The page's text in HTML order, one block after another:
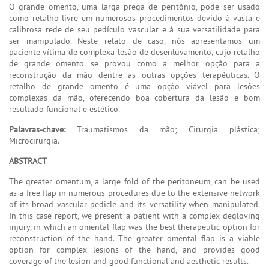
O grande omento, uma larga prega de peritônio, pode ser usado
como retalho livre em numerosos procedimentos devido à vasta e
calibrosa rede de seu pedículo vascular e à sua versatilidade para
ser manipulado. Neste relato de caso, nós apresentamos um
paciente vítima de complexa lesão de desenluvamento, cujo retalho
de grande omento se provou como a melhor opção para a
reconstrução da mão dentre as outras opções terapêuticas. O
retalho de grande omento é uma opção viável para lesões
complexas da mão, oferecendo boa cobertura da lesão e bom
resultado funcional e estético.
Palavras-chave:Traumatismos da mão; Cirurgia plástica;
Microcirurgia.
ABSTRACT
The greater omentum, a large fold of the peritoneum, can be used
as a free flap in numerous procedures due to the extensive network
of its broad vascular pedicle and its versatility when manipulated.
In this case report, we present a patient with a complex degloving
injury, in which an omental flap was the best therapeutic option for
reconstruction of the hand. The greater omental flap is a viable
option for complex lesions of the hand, and provides good
coverage of the lesion and good functional and aesthetic results.